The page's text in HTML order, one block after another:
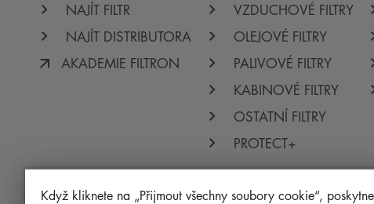
NAJÍT FILTR
NAJÍT DISTRIBUTORA
AKADEMIE FILTRON
VZDUCHOVÉ FILTRY
OLEJOVÉ FILTRY
PALIVOVÉ FILTRY
KABINOVÉ FILTRY
OSTATNÍ FILTRY
PROTECT+
Když kliknete na „Přijmout všechny soubory cookie“,